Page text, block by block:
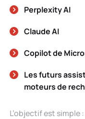
Perplexity AI
Claude AI
Copilot de
Les futurs
moteurs de
L’objectif est simple